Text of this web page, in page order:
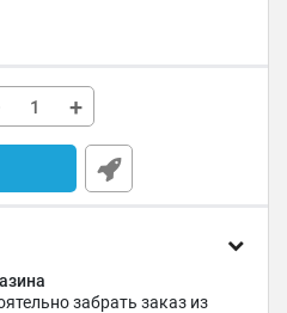
+
забрать заказ из